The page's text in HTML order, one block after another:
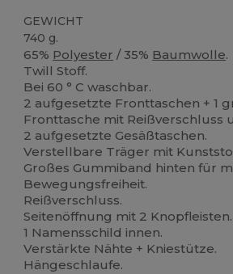
GEWICHT
740 g.
65% Polyester / 35% Baumwolle.
Twill Stoff.
Bei 60 ° C waschbar.
2 aufgesetzte Fronttaschen + 1
Fronttasche mit Reißverschluss
2 aufgesetzte Gesäßtaschen.
Verstellbare Träger mit
Großes Gummiband hinten für
Bewegungsfreiheit.
Reißverschluss.
Seitenöffnung mit 2 Knopfleisten.
1 Namensschild innen.
Verstärkte Nähte + Kniestütze.
Hängeschlaufe.